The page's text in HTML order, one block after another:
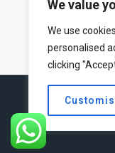
We value
We use
personalised
clicking